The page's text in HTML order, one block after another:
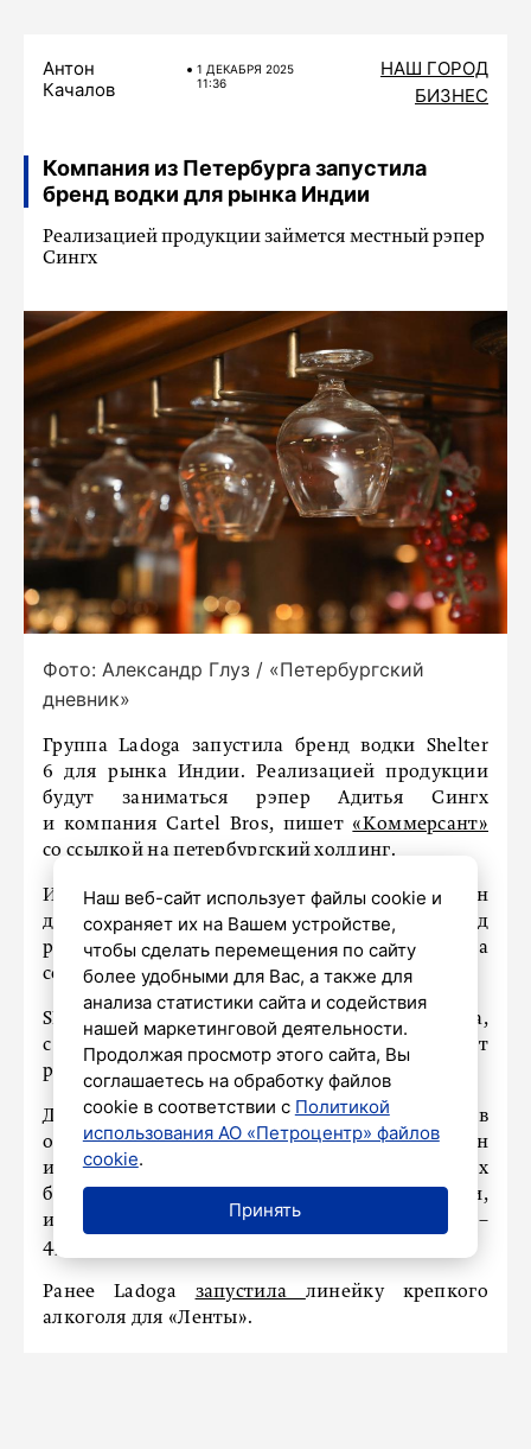
Антон
Качалов
1 ДЕКАБРЯ 2025
11:36
НАШ ГОРОД
БИЗНЕС
Компания из Петербурга запустила
бренд водки для рынка Индии
Реализацией продукции займется местный рэпер
Сингх
Фото: Александр Глуз / «Петербургский
дневник»
Группа Ladoga запустила бренд водки Shelter
6 для рынка Индии. Реализацией продукции
будут заниматься рэпер Адитья Сингх
и компания Cartel Bros, пишет «Коммерсант»
со ссылкой на петербургский холдинг.
Индия инвестировала в этот проект около 5 млн
долларов США и рассчитывают выручить 7 млрд
рупий (78,3 млн долларов США) за три года
совместной работы, продав 3,5 млн бутылок.
Shelter 6 продается в штатах Махараштра и Гоа,
с начала 2026 года дистрибуцию планируют
расширить на всю страну.
Директор по экспорту Ladoga Руслан Григорьев
отметил, что белые спирты (водка, джин
и другой прозрачный алкоголь) – одна из самых
быстрорастущих категорий на рынке Индии,
и оценил ее оборот в 260–370 млрд рупий (2,91–
4,14 млрд долларов США).
Ранее Ladoga запустила линейку крепкого
алкоголя для «Ленты».
Наш веб-сайт использует файлы cookie и
сохраняет их на Вашем устройстве,
чтобы сделать перемещения по сайту
более удобными для Вас, а также для
анализа статистики сайта и содействия
нашей маркетинговой деятельности.
Продолжая просмотр этого сайта, Вы
соглашаетесь на обработку файлов
cookie в соответствии с Политикой
использования АО «Петроцентр» файлов
cookie.
Принять